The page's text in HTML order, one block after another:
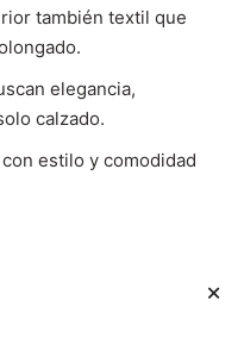
también textil que
elegancia,
calzado.
estilo y comodidad